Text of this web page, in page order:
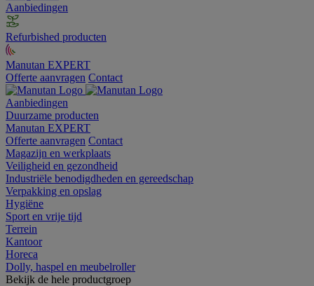
Aanbiedingen
Refurbished producten
Manutan EXPERT
Offerte aanvragen Contact
Aanbiedingen
Duurzame producten
Manutan EXPERT
Offerte aanvragen Contact
Magazijn en werkplaats
Veiligheid en gezondheid
Industriële benodigdheden en gereedschap
Verpakking en opslag
Hygiëne
Sport en vrije tijd
Terrein
Kantoor
Horeca
Dolly, haspel en meubelroller
Bekijk de hele productgroep